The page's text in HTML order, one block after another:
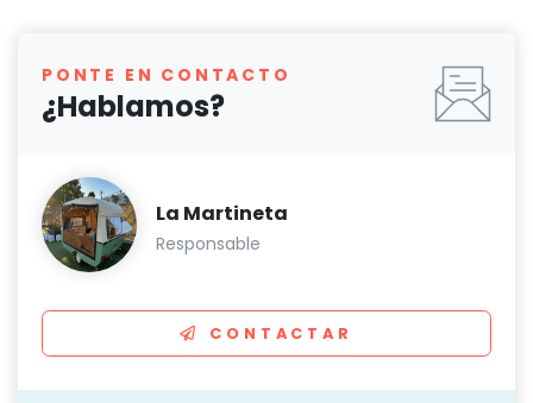
PONTE EN CONTACTO
¿Hablamos?
La Martineta
Responsable
CONTACTAR